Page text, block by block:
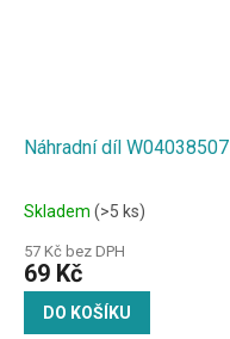
Náhradní díl W04038507
Skladem (>5 ks)
57 Kč bez DPH
69 Kč
DO KOŠÍKU